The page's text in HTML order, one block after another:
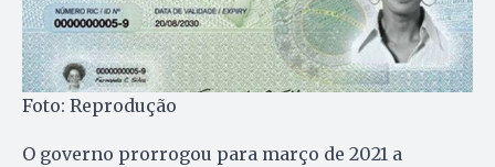
Foto: Reprodução
O governo prorrogou para março de 2021 a